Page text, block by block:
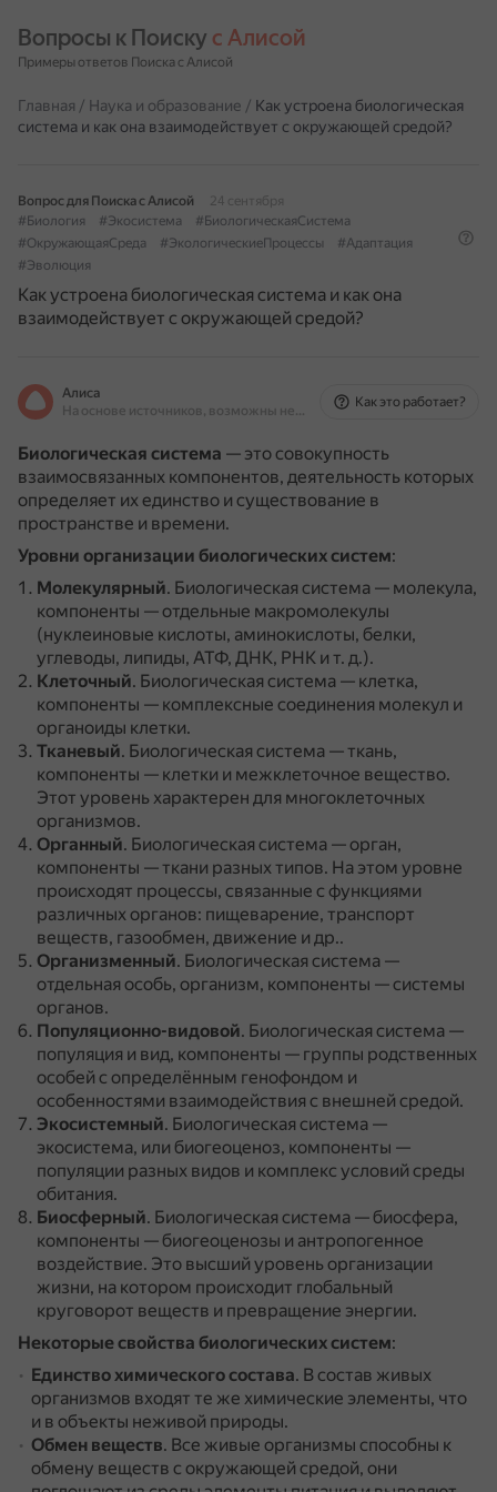
Вопросы к Поиску с Алисой
Примеры ответов Поиска с Алисой
Главная / Наука и образование / Как устроена биологическая
система и как она взаимодействует с окружающей средой?
Вопрос для Поиска с Алисой
24 сентября
#Биология
#Экосистема
#БиологическаяСистема
#ОкружающаяСреда
#ЭкологическиеПроцессы
#Адаптация
#Эволюция
Как устроена биологическая система и как она
взаимодействует с окружающей средой?
Алиса
На основе источников, возможны неточности
Как это работает?
Биологическая система — это совокупность
взаимосвязанных компонентов, деятельность которых
определяет их единство и существование в
пространстве и времени.
Уровни организации биологических систем:
Молекулярный. Биологическая система — молекула,
компоненты — отдельные макромолекулы
(нуклеиновые кислоты, аминокислоты, белки,
углеводы, липиды, АТФ, ДНК, РНК и т. д.).
Клеточный. Биологическая система — клетка,
компоненты — комплексные соединения молекул и
органоиды клетки.
Тканевый. Биологическая система — ткань,
компоненты — клетки и межклеточное вещество.
Этот уровень характерен для многоклеточных
организмов.
Органный. Биологическая система — орган,
компоненты — ткани разных типов. На этом уровне
происходят процессы, связанные с функциями
различных органов: пищеварение, транспорт
веществ, газообмен, движение и др..
Организменный. Биологическая система —
отдельная особь, организм, компоненты — системы
органов.
Популяционно-видовой. Биологическая система —
популяция и вид, компоненты — группы родственных
особей с определённым генофондом и
особенностями взаимодействия с внешней средой.
Экосистемный. Биологическая система —
экосистема, или биогеоценоз, компоненты —
популяции разных видов и комплекс условий среды
обитания.
Биосферный. Биологическая система — биосфера,
компоненты — биогеоценозы и антропогенное
воздействие. Это высший уровень организации
жизни, на котором происходит глобальный
круговорот веществ и превращение энергии.
Некоторые свойства биологических систем:
Единство химического состава. В состав живых
организмов входят те же химические элементы, что
и в объекты неживой природы.
Обмен веществ. Все живые организмы способны к
обмену веществ с окружающей средой, они